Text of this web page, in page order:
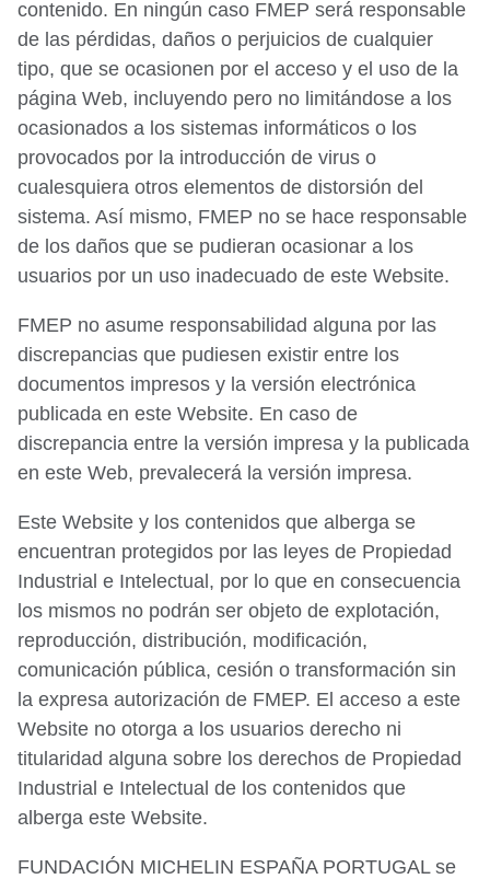
contenido. En ningún caso FMEP será responsable
de las pérdidas, daños o perjuicios de cualquier
tipo, que se ocasionen por el acceso y el uso de la
página Web, incluyendo pero no limitándose a los
ocasionados a los sistemas informáticos o los
provocados por la introducción de virus o
cualesquiera otros elementos de distorsión del
sistema. Así mismo, FMEP no se hace responsable
de los daños que se pudieran ocasionar a los
usuarios por un uso inadecuado de este Website.
FMEP no asume responsabilidad alguna por las
discrepancias que pudiesen existir entre los
documentos impresos y la versión electrónica
publicada en este Website. En caso de
discrepancia entre la versión impresa y la publicada
en este Web, prevalecerá la versión impresa.
Este Website y los contenidos que alberga se
encuentran protegidos por las leyes de Propiedad
Industrial e Intelectual, por lo que en consecuencia
los mismos no podrán ser objeto de explotación,
reproducción, distribución, modificación,
comunicación pública, cesión o transformación sin
la expresa autorización de FMEP. El acceso a este
Website no otorga a los usuarios derecho ni
titularidad alguna sobre los derechos de Propiedad
Industrial e Intelectual de los contenidos que
alberga este Website.
FUNDACIÓN MICHELIN ESPAÑA PORTUGAL se